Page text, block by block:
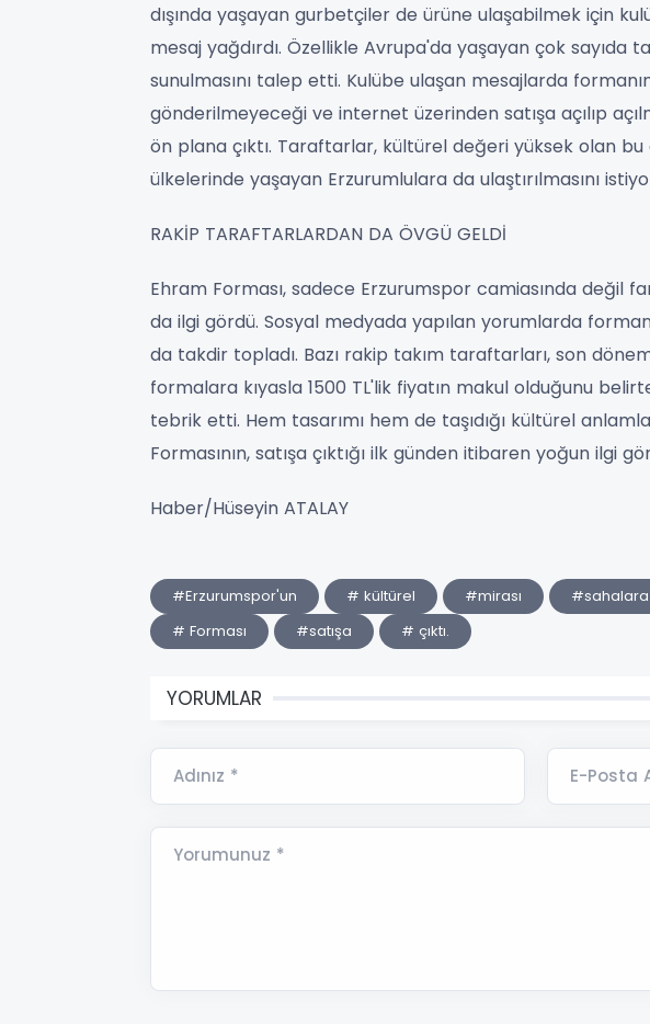
dışında yaşayan gurbetçiler de ürüne ulaşabilmek için
mesaj yağdırdı. Özellikle Avrupa'da yaşayan çok sayıda
sunulmasını talep etti. Kulübe ulaşan mesajlarda
gönderilmeyeceği ve internet üzerinden satışa açılıp
ön plana çıktı. Taraftarlar, kültürel değeri yüksek olan bu
ülkelerinde yaşayan Erzurumlulara da ulaştırılmasını
RAKİP TARAFTARLARDAN DA ÖVGÜ GELDİ
Ehram Forması, sadece Erzurumspor camiasında değil
da ilgi gördü. Sosyal medyada yapılan yorumlarda
da takdir topladı. Bazı rakip takım taraftarları, son
formalara kıyasla 1500 TL'lik fiyatın makul olduğunu
tebrik etti. Hem tasarımı hem de taşıdığı kültürel
Formasının, satışa çıktığı ilk günden itibaren yoğun ilgi
Haber/Hüseyin ATALAY
#Erzurumspor'un # kültürel #mirası #sahalara
# Forması
#satışa # çıktı.
YORUMLAR
Adınız * E-Posta
Yorumunuz *